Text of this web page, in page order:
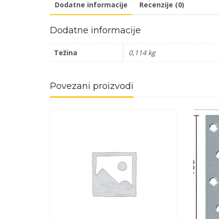
Dodatne informacije Recenzije (0)
Dodatne informacije
Težina 0,114 kg
Povezani proizvodi